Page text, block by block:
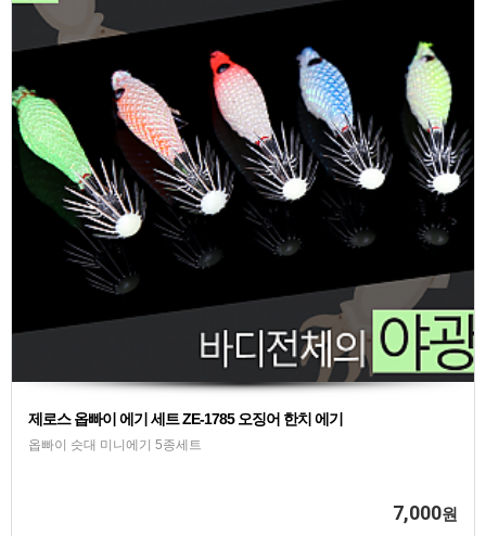
제로스 옵빠이 에기 세트 ZE-1785 오징어 한치 에기
옵빠이 슷대 미니에기 5종세트
7,000원